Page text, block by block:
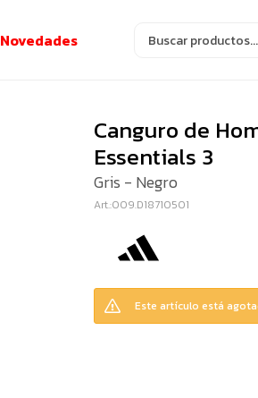
Novedades
Canguro de
Essentials 3
Gris - Negro
009.D18710501
Este artículo está